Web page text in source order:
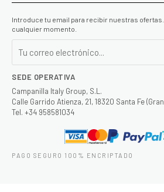
Introduce tu email para recibir nuestras ofertas.
cualquier momento.
SEDE OPERATIVA
Campanilla Italy Group, S.L.
Calle Garrido Atienza, 21, 18320 Santa Fe
Tel. +34 958581034
PAGO SEGURO 100% ENCRIPTADO